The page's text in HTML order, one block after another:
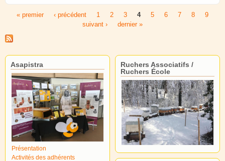
« premier ‹ précédent 1 2 3 4 5 6 7 8
9
suivant ›
dernier »
Asapistra
Présentation
Activités des adhérents
Ruchers Associatifs /
Ruchers École